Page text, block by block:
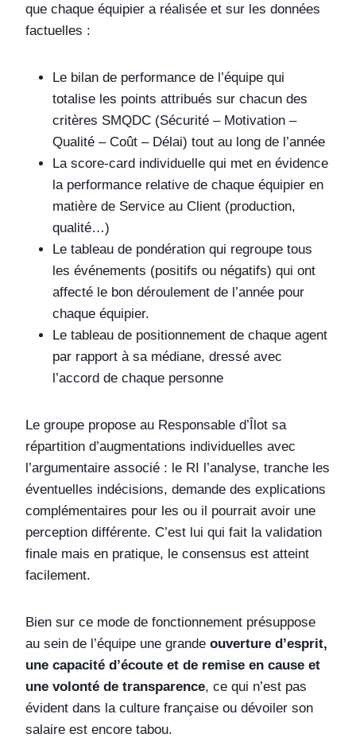
que chaque équipier a réalisée et sur les données
factuelles :
Le bilan de performance de l’équipe qui
totalise les points attribués sur chacun des
critères SMQDC (Sécurité – Motivation –
Qualité – Coût – Délai) tout au long de l’année
La score-card individuelle qui met en évidence
la performance relative de chaque équipier en
matière de Service au Client (production,
qualité…)
Le tableau de pondération qui regroupe tous
les événements (positifs ou négatifs) qui ont
affecté le bon déroulement de l’année pour
chaque équipier.
Le tableau de positionnement de chaque agent
par rapport à sa médiane, dressé avec
l’accord de chaque personne
Le groupe propose au Responsable d’Îlot sa
répartition d’augmentations individuelles avec
l’argumentaire associé : le RI l’analyse, tranche les
éventuelles indécisions, demande des explications
complémentaires pour les ou il pourrait avoir une
perception différente. C’est lui qui fait la validation
finale mais en pratique, le consensus est atteint
facilement.
Bien sur ce mode de fonctionnement présuppose
au sein de l’équipe une grande ouverture d’esprit,
une capacité d’écoute et de remise en cause et
une volonté de transparence, ce qui n’est pas
évident dans la culture française ou dévoiler son
salaire est encore tabou.